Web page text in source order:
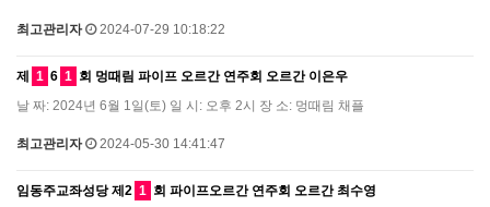
최고관리자 2024-07-29 10:18:22
제 1 6 1 회 멍때림 파이프 오르간 연주회 오르간 이은우
날 짜: 2024년 6월 1일(토) 일 시: 오후 2시 장 소: 멍때림 채플
최고관리자 2024-05-30 14:41:47
임동주교좌성당 제2 1 회 파이프오르간 연주회 오르간 최수영